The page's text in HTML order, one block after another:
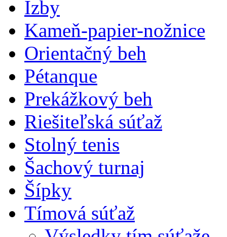
Izby
Kameň-papier-nožnice
Orientačný beh
Pétanque
Prekážkový beh
Riešiteľská súťaž
Stolný tenis
Šachový turnaj
Šípky
Tímová súťaž